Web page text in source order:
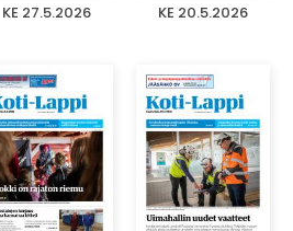
KE 27.5.2026 KE 20.5.2026